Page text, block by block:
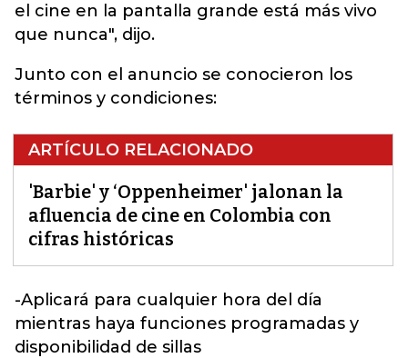
el cine en la pantalla grande está más vivo
que nunca", dijo.
Junto con el anuncio se conocieron los
términos y condiciones:
ARTÍCULO RELACIONADO
'Barbie' y ‘Oppenheimer' jalonan la
afluencia de cine en Colombia con
cifras históricas
-Aplicará para cualquier hora del día
mientras haya funciones programadas y
disponibilidad de sillas